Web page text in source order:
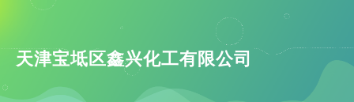
天津宝坻区鑫兴化工有限公司